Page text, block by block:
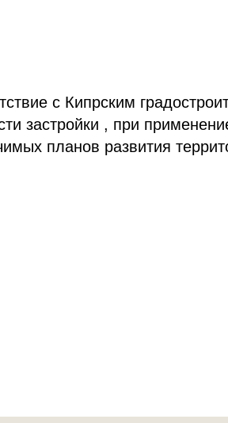
с Кипрским
застройки , при
планов развития